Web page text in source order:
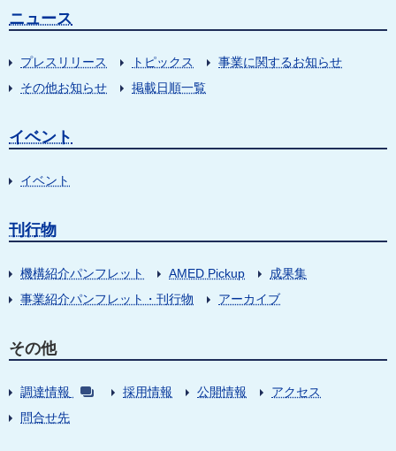
ニュース
プレスリリース トピックス
事業に関するお知らせ
その他お知らせ
掲載日順一覧
イベント
イベント
刊行物
機構紹介パンフレット AMED Pickup
成果集
事業紹介パンフレット・刊行物
アーカイブ
その他
調達情報 採用情報 公開情報
アクセス
問合せ先